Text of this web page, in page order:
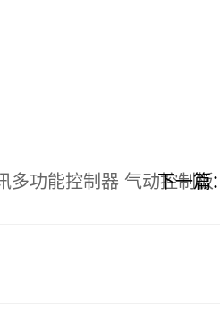
多功能控制器 气动控制板
下一篇：